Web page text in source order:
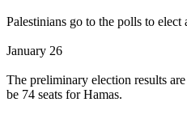
Palestinians go to the polls to
January 26
The preliminary election results
be 74 seats for Hamas.